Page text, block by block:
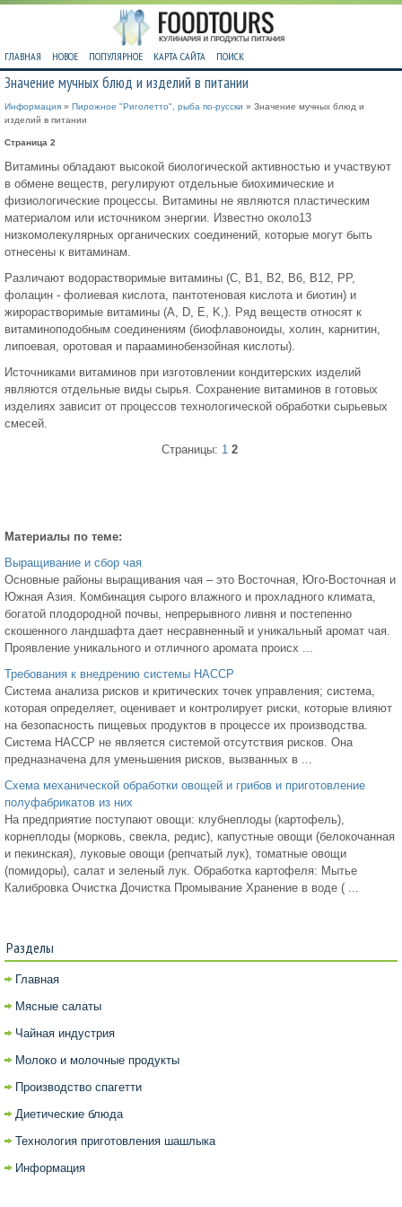
ГЛАВНАЯ НОВОЕ ПОПУЛЯРНОЕ КАРТА САЙТА ПОИСК
Значение мучных блюд и изделий в питании
Информация » Пирожное "Риголетто", рыба по-русски » Значение мучных блюд и
изделий в питании
Страница 2
Витамины обладают высокой биологической активностью и участвуют
в обмене веществ, регулируют отдельные биохимические и
физиологические процессы. Витамины не являются пластическим
материалом или источником энергии. Известно около13
низкомолекулярных органических соединений, которые могут быть
отнесены к витаминам.
Различают водорастворимые витамины (C, B1, B2, B6, B12, PP,
фолацин - фолиевая кислота, пантотеновая кислота и биотин) и
жирорастворимые витамины (A, D, E, K,). Ряд веществ относят к
витаминоподобным соединениям (биофлавоноиды, холин, карнитин,
липоевая, оротовая и парааминобензойная кислоты).
Источниками витаминов при изготовлении кондитерских изделий
являются отдельные виды сырья. Сохранение витаминов в готовых
изделиях зависит от процессов технологической обработки сырьевых
смесей.
Страницы: 1 2
Материалы по теме:
Выращивание и сбор чая
Основные районы выращивания чая – это Восточная, Юго-Восточная и
Южная Азия. Комбинация сырого влажного и прохладного климата,
богатой плодородной почвы, непрерывного ливня и постепенно
скошенного ландшафта дает несравненный и уникальный аромат чая.
Проявление уникального и отличного аромата происх ...
Требования к внедрению системы НАССР
Система анализа рисков и критических точек управления; система,
которая определяет, оценивает и контролирует риски, которые влияют
на безопасность пищевых продуктов в процессе их производства.
Система НАССР не является системой отсутствия рисков. Она
предназначена для уменьшения рисков, вызванных в ...
Схема механической обработки овощей и грибов и приготовление
полуфабрикатов из них
На предприятие поступают овощи: клубнеплоды (картофель),
корнеплоды (морковь, свекла, редис), капустные овощи (белокочанная
и пекинская), луковые овощи (репчатый лук), томатные овощи
(помидоры), салат и зеленый лук. Обработка картофеля: Мытье
Калибровка Очистка Дочистка Промывание Хранение в воде ( ...
Разделы
Главная
Мясные салаты
Чайная индустрия
Молоко и молочные продукты
Производство спагетти
Диетические блюда
Технология приготовления шашлыка
Информация